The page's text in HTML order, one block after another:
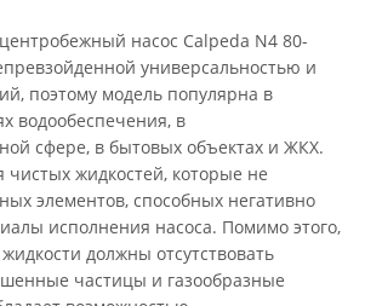
насос Calpeda N4 80-
универсальностью и
поэтому модель популярна в
водообеспечения, в
сфере, в бытовых объектах и ЖКХ.
чистых жидкостей, которые не
элементов, способных негативно
исполнения насоса. Помимо этого,
должны отсутствовать
частицы и газообразные